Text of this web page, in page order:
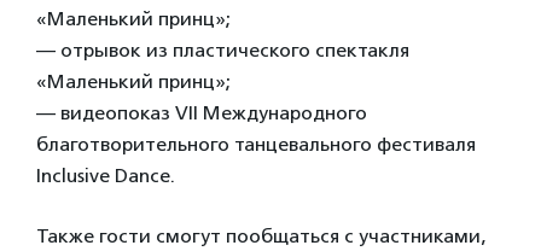
«Маленький принц»;
— отрывок из пластического спектакля
«Маленький принц»;
— видеопоказ VII Международного
благотворительного танцевального фестиваля
Inclusive Dance.
Также гости смогут пообщаться с участниками,